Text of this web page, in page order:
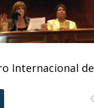
Internacional de